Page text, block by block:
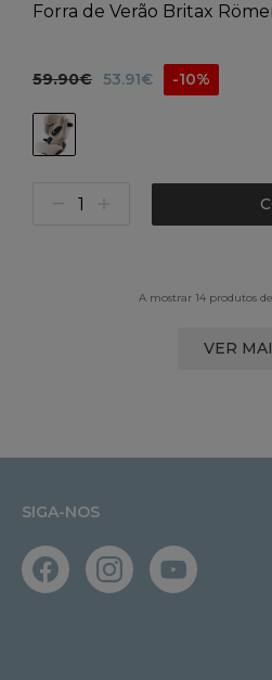
Forra de Verão Britax
59.90€ 53.91€ -10%
A mostrar 14 produtos
VER
SIGA-NOS